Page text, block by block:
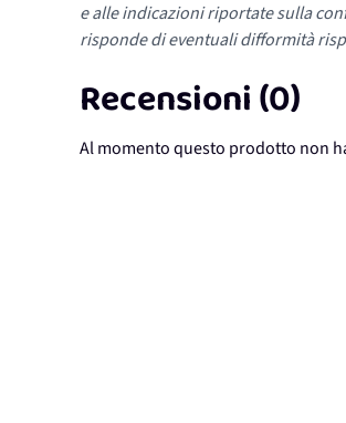
e alle indicazioni riportate sulla
risponde di eventuali difformità
Recensioni (0)
Al momento questo prodotto non